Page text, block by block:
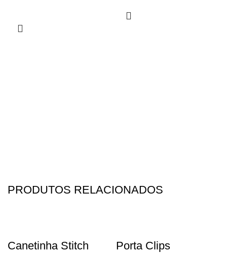
PRODUTOS RELACIONADOS
Canetinha Stitch
Porta Clips